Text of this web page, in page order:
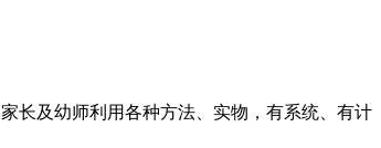
长及幼师利用各种方法、实物，有系统、有计